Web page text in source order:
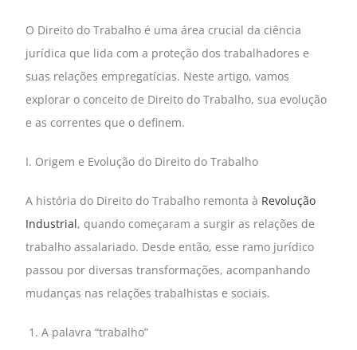
O Direito do Trabalho é uma área crucial da ciência
jurídica que lida com a proteção dos trabalhadores e
suas relações empregatícias. Neste artigo, vamos
explorar o conceito de Direito do Trabalho, sua evolução
e as correntes que o definem.
I. Origem e Evolução do Direito do Trabalho
A história do Direito do Trabalho remonta à Revolução
Industrial, quando começaram a surgir as relações de
trabalho assalariado. Desde então, esse ramo jurídico
passou por diversas transformações, acompanhando
mudanças nas relações trabalhistas e sociais.
A palavra “trabalho”